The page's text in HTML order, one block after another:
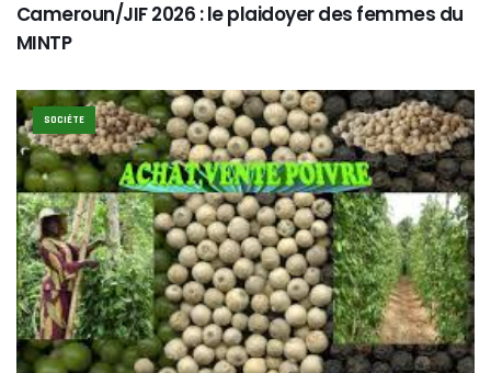
Cameroun/JIF 2026 : le plaidoyer des femmes du
MINTP
SOCIÉTE